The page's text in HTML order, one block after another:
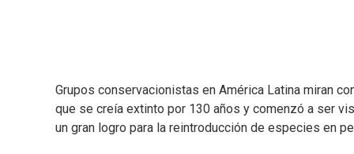
Grupos conservacionistas en América Latina miran
que se creía extinto por 130 años y comenzó a ser
un gran logro para la reintroducción de especies en